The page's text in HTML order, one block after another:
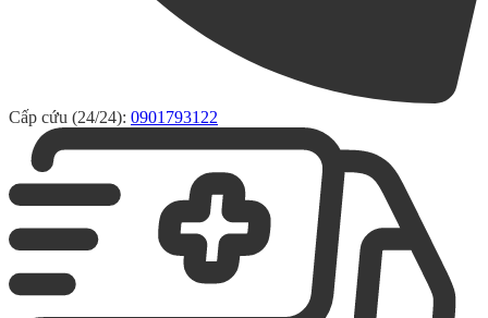
Cấp cứu (24/24): 0901793122